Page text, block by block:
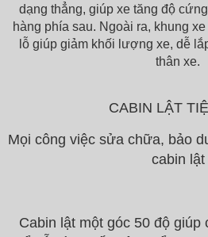
dạng thẳng, giúp xe tăng độ
hàng phía sau. Ngoài ra, khung
lỗ giúp giảm khối lượng xe, dễ
thân xe.
CABIN LẬT
Mọi công việc sửa chữa, bảo
cabin lật
Cabin lật một góc 50 độ